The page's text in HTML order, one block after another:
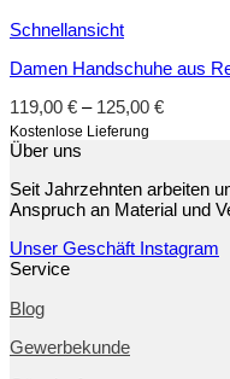
Schnellansicht
Damen Handschuhe aus
119,00 € – 125,00 €
Kostenlose Lieferung
Über uns
Seit Jahrzehnten arbeiten
Anspruch an Material und
Unser Geschäft Instagram
Service
Blog
Gewerbekunde